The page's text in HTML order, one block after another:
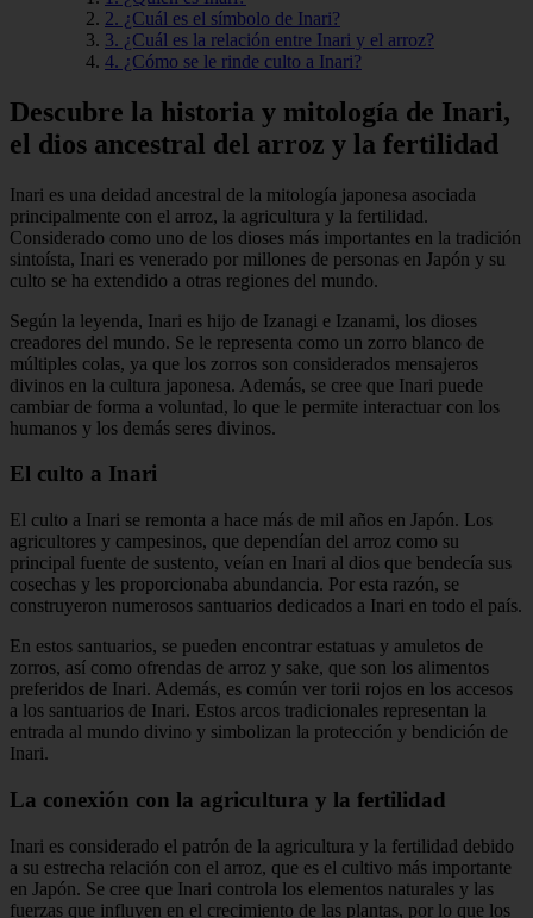
2. ¿Cuál es el símbolo de Inari?
3. ¿Cuál es la relación entre Inari y el arroz?
4. ¿Cómo se le rinde culto a Inari?
Descubre la historia y mitología de Inari,
el dios ancestral del arroz y la fertilidad
Inari es una deidad ancestral de la mitología japonesa asociada
principalmente con el arroz, la agricultura y la fertilidad.
Considerado como uno de los dioses más importantes en la tradición
sintoísta, Inari es venerado por millones de personas en Japón y su
culto se ha extendido a otras regiones del mundo.
Según la leyenda, Inari es hijo de Izanagi e Izanami, los dioses
creadores del mundo. Se le representa como un zorro blanco de
múltiples colas, ya que los zorros son considerados mensajeros
divinos en la cultura japonesa. Además, se cree que Inari puede
cambiar de forma a voluntad, lo que le permite interactuar con los
humanos y los demás seres divinos.
El culto a Inari
El culto a Inari se remonta a hace más de mil años en Japón. Los
agricultores y campesinos, que dependían del arroz como su
principal fuente de sustento, veían en Inari al dios que bendecía sus
cosechas y les proporcionaba abundancia. Por esta razón, se
construyeron numerosos santuarios dedicados a Inari en todo el país.
En estos santuarios, se pueden encontrar estatuas y amuletos de
zorros, así como ofrendas de arroz y sake, que son los alimentos
preferidos de Inari. Además, es común ver torii rojos en los accesos
a los santuarios de Inari. Estos arcos tradicionales representan la
entrada al mundo divino y simbolizan la protección y bendición de
Inari.
La conexión con la agricultura y la fertilidad
Inari es considerado el patrón de la agricultura y la fertilidad debido
a su estrecha relación con el arroz, que es el cultivo más importante
en Japón. Se cree que Inari controla los elementos naturales y las
fuerzas que influyen en el crecimiento de las plantas, por lo que los